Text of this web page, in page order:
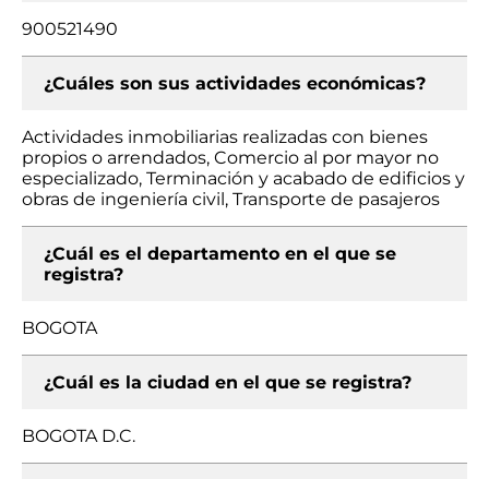
900521490
¿Cuáles son sus actividades económicas?
Actividades inmobiliarias realizadas con bienes
propios o arrendados, Comercio al por mayor no
especializado, Terminación y acabado de edificios y
obras de ingeniería civil, Transporte de pasajeros
¿Cuál es el departamento en el que se
registra?
BOGOTA
¿Cuál es la ciudad en el que se registra?
BOGOTA D.C.